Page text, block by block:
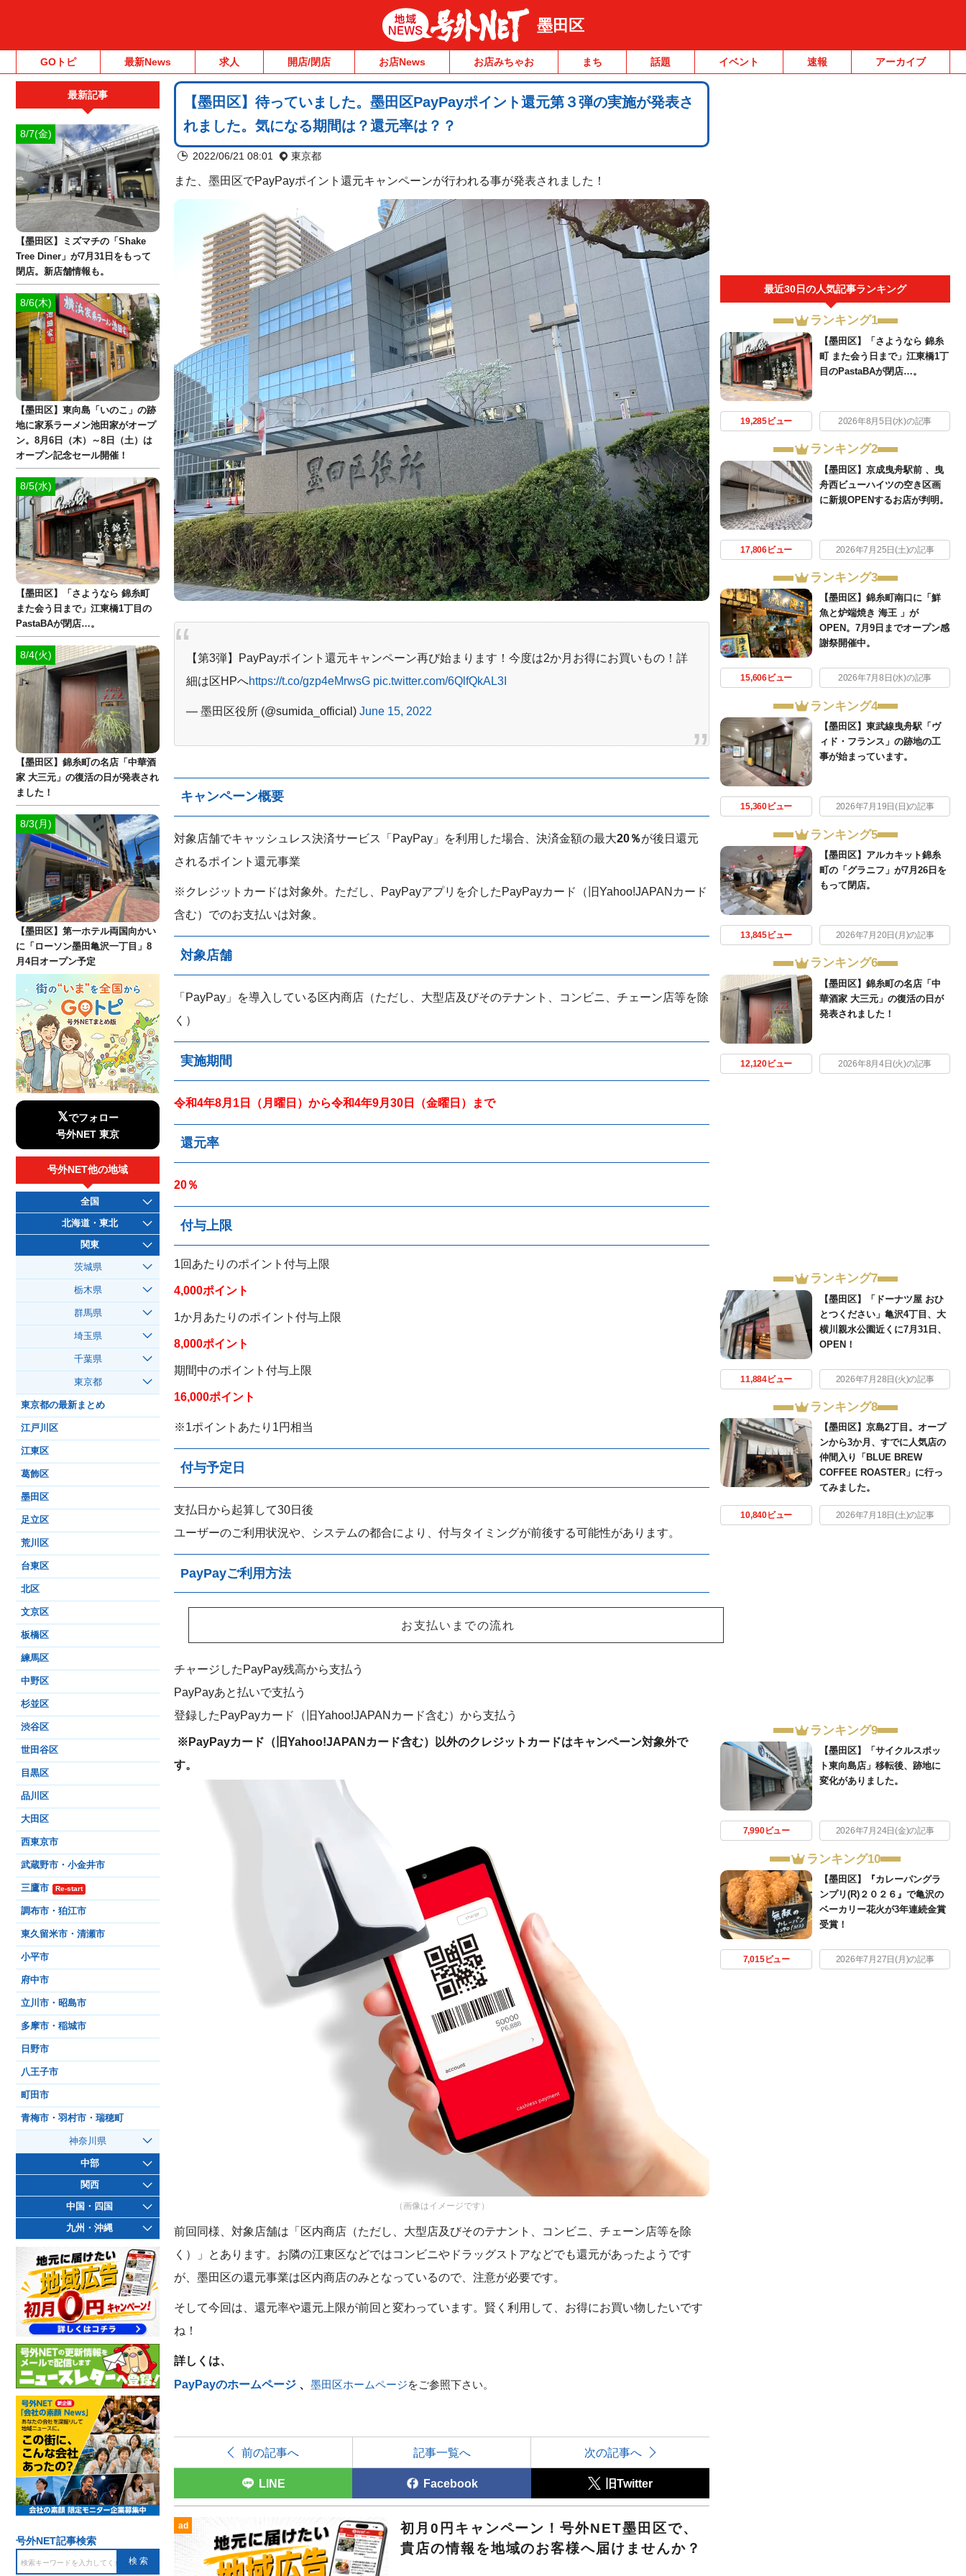
墨田区
GOトピ 最新News 求人 開店/閉店 お店News お店みちゃお まち 話題 イベント 速報 アーカイブ
【墨田区】待っていました。墨田区PayPayポイント還元第３弾の実施が発表さ
れました。気になる期間は？還元率は？？
2022/06/21 08:01 東京都
また、墨田区でPayPayポイント還元キャンペーンが行われる事が発表されました！
【第3弾】PayPayポイント還元キャンペーン再び始まります！今度は2か月お得にお買いもの！詳
細は区HPへhttps://t.co/gzp4eMrwsG pic.twitter.com/6QlfQkAL3I
— 墨田区役所 (@sumida_official)June 15, 2022
キャンペーン概要
対象店舗でキャッシュレス決済サービス「PayPay」を利用した場合、決済金額の最大20％が後日還元
されるポイント還元事業
※クレジットカードは対象外。ただし、PayPayアプリを介したPayPayカード（旧Yahoo!JAPANカード
含む）でのお支払いは対象。
対象店舗
「PayPay」を導入している区内商店（ただし、大型店及びそのテナント、コンビニ、チェーン店等を除
く）
実施期間
令和4年8月1日（月曜日）から令和4年9月30日（金曜日）まで
還元率
20％
付与上限
1回あたりのポイント付与上限
4,000ポイント
1か月あたりのポイント付与上限
8,000ポイント
期間中のポイント付与上限
16,000ポイント
※1ポイントあたり1円相当
付与予定日
支払日から起算して30日後
ユーザーのご利用状況や、システムの都合により、付与タイミングが前後する可能性があります。
PayPayご利用方法
お支払いまでの流れ
チャージしたPayPay残高から支払う
PayPayあと払いで支払う
登録したPayPayカード（旧Yahoo!JAPANカード含む）から支払う
※PayPayカード（旧Yahoo!JAPANカード含む）以外のクレジットカードはキャンペーン対象外で
す。
（画像はイメージです）
前回同様、対象店舗は「区内商店（ただし、大型店及びそのテナント、コンビニ、チェーン店等を除
く）」とあります。お隣の江東区などではコンビニやドラッグストアなどでも還元があったようです
が、墨田区の還元事業は区内商店のみとなっているので、注意が必要です。
そして今回は、還元率や還元上限が前回と変わっています。賢く利用して、お得にお買い物したいです
ね！
詳しくは、
PayPayのホームページ 、 墨田区ホームページをご参照下さい。
前の記事へ 記事一覧へ 次の記事へ
LINE Facebook 旧Twitter
ad
初月0円キャンペーン！号外NET墨田区で、
貴店の情報を地域のお客様へ届けませんか？
最近30日の人気記事ランキング
ランキング1
【墨田区】「さようなら 錦糸
町 また会う日まで」江東橋1丁
目のPastaBAが閉店…。
19,285ビュー 2026年8月5日(水)の記事
ランキング2
【墨田区】京成曳舟駅前 、曳
舟西ビューハイツの空き区画
に新規OPENするお店が判明。
17,806ビュー 2026年7月25日(土)の記事
ランキング3
【墨田区】錦糸町南口に「鮮
魚と炉端焼き 海王 」が
OPEN。7月9日までオープン感
謝祭開催中。
15,606ビュー 2026年7月8日(水)の記事
ランキング4
【墨田区】東武線曳舟駅「ヴ
ィド・フランス」の跡地の工
事が始まっています。
15,360ビュー 2026年7月19日(日)の記事
ランキング5
【墨田区】アルカキット錦糸
町の「グラニフ」が7月26日を
もって閉店。
13,845ビュー 2026年7月20日(月)の記事
ランキング6
【墨田区】錦糸町の名店「中
華酒家 大三元」の復活の日が
発表されました！
12,120ビュー 2026年8月4日(火)の記事
ランキング7
【墨田区】「ドーナツ屋 おひ
とつください」亀沢4丁目、大
横川親水公園近くに7月31日、
OPEN！
11,884ビュー 2026年7月28日(火)の記事
ランキング8
【墨田区】京島2丁目。オープ
ンから3か月、すでに人気店の
仲間入り「BLUE BREW
COFFEE ROASTER」に行っ
てみました。
10,840ビュー 2026年7月18日(土)の記事
ランキング9
【墨田区】「サイクルスポッ
ト東向島店」移転後、跡地に
変化がありました。
7,990ビュー 2026年7月24日(金)の記事
ランキング10
【墨田区】『カレーパングラ
ンプリ(R)２０２６』で亀沢の
ベーカリー花火が3年連続金賞
受賞！
7,015ビュー 2026年7月27日(月)の記事
最新記事
8/7(金)
【墨田区】ミズマチの「Shake
Tree Diner」が7月31日をもって
閉店。新店舗情報も。
8/6(木)
【墨田区】東向島「いのこ」の跡
地に家系ラーメン池田家がオープ
ン。8月6日（木）～8日（土）は
オープン記念セール開催！
8/5(水)
【墨田区】「さようなら 錦糸町
また会う日まで」江東橋1丁目の
PastaBAが閉店…。
8/4(火)
【墨田区】錦糸町の名店「中華酒
家 大三元」の復活の日が発表され
ました！
8/3(月)
【墨田区】第一ホテル両国向かい
に「ローソン墨田亀沢一丁目」8
月4日オープン予定
𝕏でフォロー
号外NET 東京
号外NET他の地域
全国
北海道・東北
関東
茨城県
栃木県
群馬県
埼玉県
千葉県
東京都
東京都の最新まとめ
江戸川区
江東区
葛飾区
墨田区
足立区
荒川区
台東区
北区
文京区
板橋区
練馬区
中野区
杉並区
渋谷区
世田谷区
目黒区
品川区
大田区
西東京市
武蔵野市・小金井市
三鷹市 Re-start
調布市・狛江市
東久留米市・清瀬市
小平市
府中市
立川市・昭島市
多摩市・稲城市
日野市
八王子市
町田市
青梅市・羽村市・瑞穂町
神奈川県
中部
関西
中国・四国
九州・沖縄
号外NET記事検索